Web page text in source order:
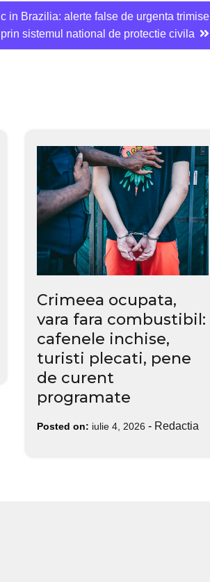
in Brazilia: alerte false de urgenta trimise
prin sistemul national de protectie civila
Crimeea ocupata,
vara fara combustibil:
cafenele inchise,
turisti plecati, pene
de curent
programate
Posted on: iulie 4, 2026 - Redactia